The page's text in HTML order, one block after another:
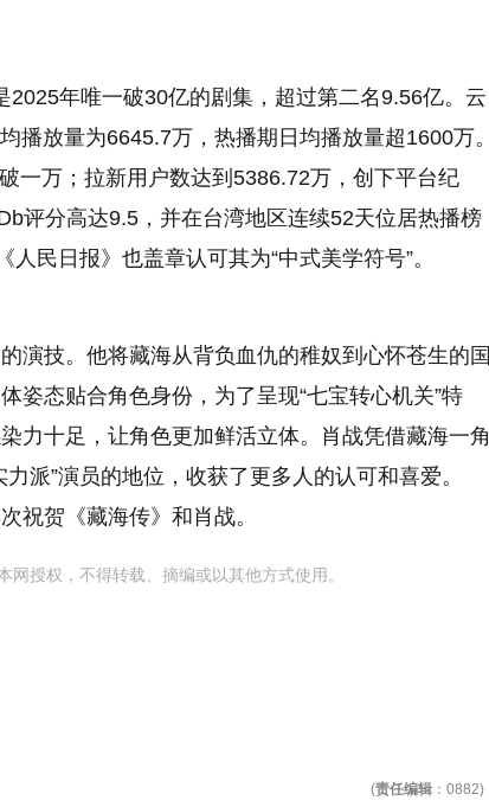
年唯一破30亿的剧集，超过第二名9.56亿。云
播放量为6645.7万，热播期日均播放量超1600万。
一万；拉新用户数达到5386.72万，创下平台纪
评分高达9.5，并在台湾地区连续52天位居热播榜
民日报》也盖章认可其为“中式美学符号”。
演技。他将藏海从背负血仇的稚奴到心怀苍生的国
姿态贴合角色身份，为了呈现“七宝转心机关”特
力十足，让角色更加鲜活立体。肖战凭借藏海一角
派”演员的地位，收获了更多人的认可和喜爱。
祝贺《藏海传》和肖战。
授权，不得转载、摘编或以其他方式使用。
(责任编辑 ：0882)